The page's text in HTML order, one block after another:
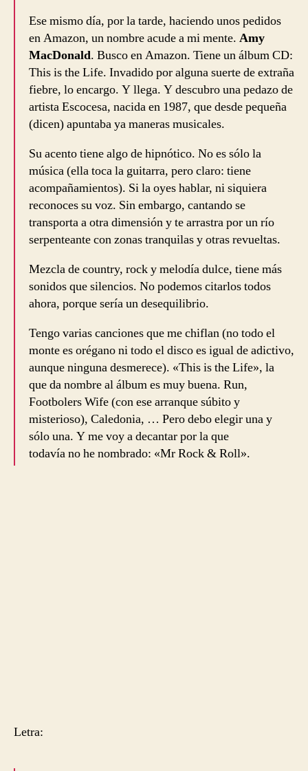
Ese mismo día, por la tarde, haciendo unos pedidos
en Amazon, un nombre acude a mi mente. Amy
MacDonald. Busco en Amazon. Tiene un álbum CD:
This is the Life. Invadido por alguna suerte de extraña
fiebre, lo encargo. Y llega. Y descubro una pedazo de
artista Escocesa, nacida en 1987, que desde pequeña
(dicen) apuntaba ya maneras musicales.
Su acento tiene algo de hipnótico. No es sólo la
música (ella toca la guitarra, pero claro: tiene
acompañamientos). Si la oyes hablar, ni siquiera
reconoces su voz. Sin embargo, cantando se
transporta a otra dimensión y te arrastra por un río
serpenteante con zonas tranquilas y otras revueltas.
Mezcla de country, rock y melodía dulce, tiene más
sonidos que silencios. No podemos citarlos todos
ahora, porque sería un desequilibrio.
Tengo varias canciones que me chiflan (no todo el
monte es orégano ni todo el disco es igual de adictivo,
aunque ninguna desmerece). «This is the Life», la
que da nombre al álbum es muy buena. Run,
Footbolers Wife (con ese arranque súbito y
misterioso), Caledonia, … Pero debo elegir una y
sólo una. Y me voy a decantar por la que
todavía no he nombrado: «Mr Rock & Roll».
Letra: